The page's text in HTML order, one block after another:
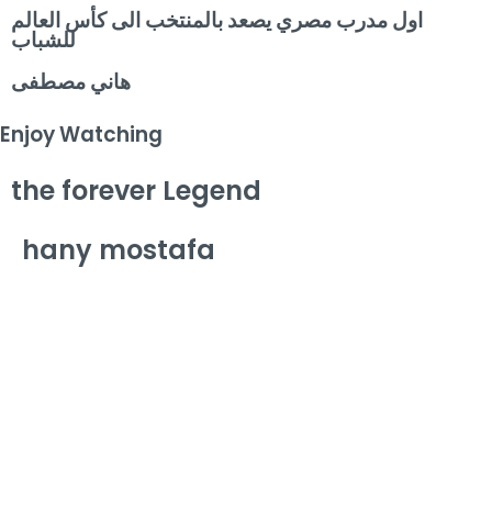
اول مدرب مصري يصعد بالمنتخب الى كأس العالم
للشباب
هاني مصطفى
Enjoy Watching
the forever Legend
hany mostafa